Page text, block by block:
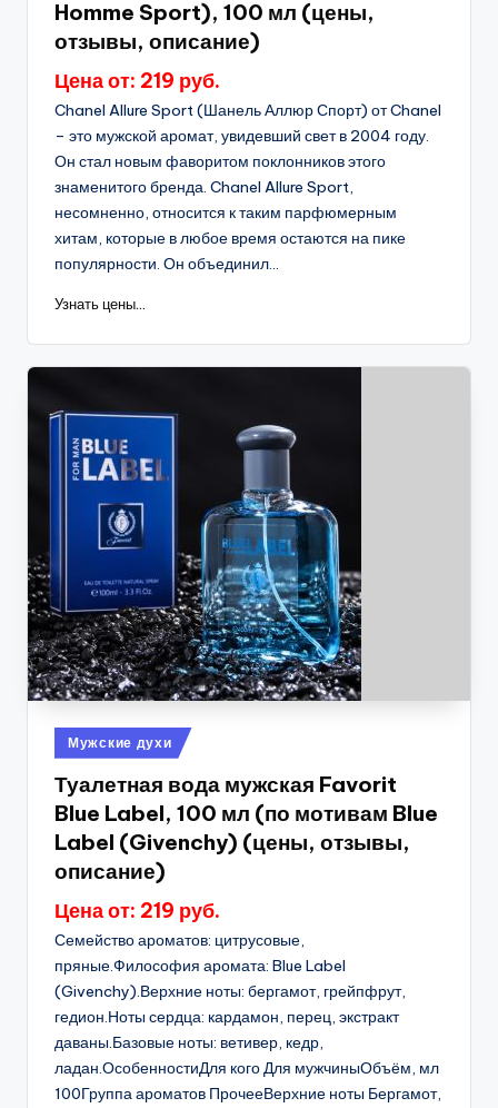
Homme Sport), 100 мл (цены,
отзывы, описание)
Цена от: 219 руб.
Chanel Allure Sport (Шанель Аллюр Спорт) от Chanel
– это мужской аромат, увидевший свет в 2004 году.
Он стал новым фаворитом поклонников этого
знаменитого бренда. Chanel Allure Sport,
несомненно, относится к таким парфюмерным
хитам, которые в любое время остаются на пике
популярности. Он объединил...
Узнать цены...
Опубликовано
в
Мужские духи
Туалетная вода мужская Favorit
Blue Label, 100 мл (по мотивам Blue
Label (Givenchy) (цены, отзывы,
описание)
Цена от: 219 руб.
Семейство ароматов: цитрусовые,
пряные.Философия аромата: Blue Label
(Givenchy).Верхние ноты: бергамот, грейпфрут,
гедион.Ноты сердца: кардамон, перец, экстракт
даваны.Базовые ноты: ветивер, кедр,
ладан.ОсобенностиДля кого Для мужчиныОбъём, мл
100Группа ароматов ПрочееВерхние ноты Бергамот,